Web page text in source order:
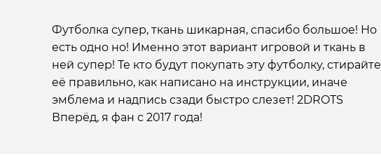
Футболка супер, ткань шикарная, спасибо большое! Но
есть одно но! Именно этот вариант игровой и ткань в
ней супер! Те кто будут покупать эту футболку, стирайте
её правильно, как написано на инструкции, иначе
эмблема и надпись сзади быстро слезет! 2DROTS
Вперёд, я фан с 2017 года!